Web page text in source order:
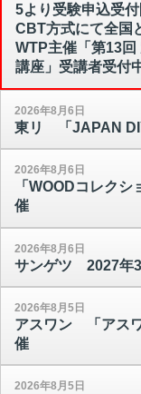
5より受験申込受
CBT方式にて全国
WTP主催「第13
講座」受講者受付
2026年8月6日
東リ 「JAPAN
2026年8月6日
「WOODコレク
催
2026年8月6日
サンゲツ 2027年3
2026年8月5日
アスワン 「アス
催
2026年8月5日